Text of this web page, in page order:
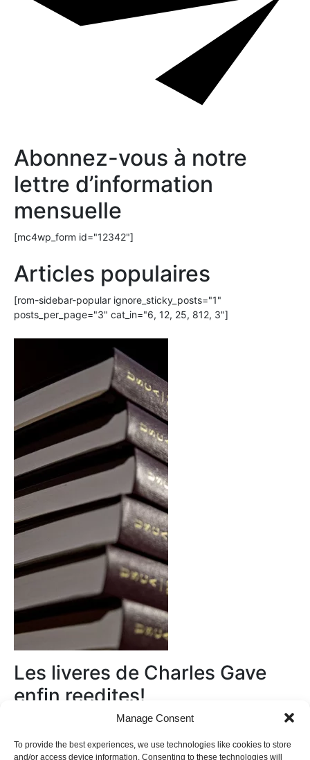
Manage Consent
To provide the best experiences, we use technologies like cookies to store
and/or access device information. Consenting to these technologies will
Abonnez-vous à notre
lettre d’information
mensuelle
[mc4wp_form id="12342"]
Articles populaires
[rom-sidebar-popular ignore_sticky_posts="1"
posts_per_page="3" cat_in="6, 12, 25, 812, 3"]
Les liveres de Charles Gave
enfin reedites!